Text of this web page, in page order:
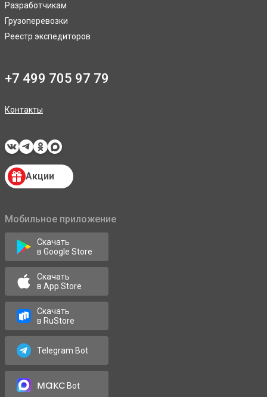
Разработчикам
Грузоперевозки
Реестр экспедиторов
+7 499 705 97 79
Контакты
Акции
Мобильное приложение
Скачать
в Google Store
Скачать
в App Store
Скачать
в RuStore
Telegram Bot
максBot